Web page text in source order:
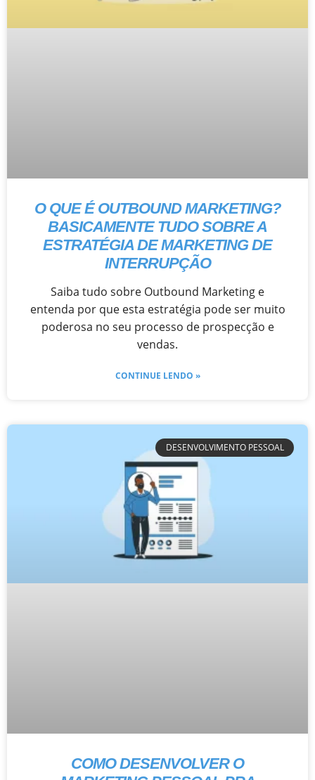
O QUE É OUTBOUND MARKETING?
BASICAMENTE TUDO SOBRE A
ESTRATÉGIA DE MARKETING DE
INTERRUPÇÃO
Saiba tudo sobre Outbound Marketing e
entenda por que esta estratégia pode ser muito
poderosa no seu processo de prospecção e
vendas.
CONTINUE LENDO »
DESENVOLVIMENTO PESSOAL
COMO DESENVOLVER O